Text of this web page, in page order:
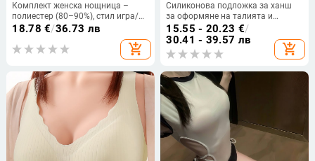
Комплект женска нощница –
полиестер (80–90%), стил игра/
ролева игра, сладък женствен
18.78 €/36.73 лв
add_shopping_cart
Силиконова подложка за ханш
за оформяне на талията и
пропорциите талия-ханш
15.55 - 20.23 €/
30.41 - 39.57 лв
add_shopping_cart